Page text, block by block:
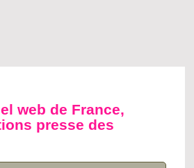
web de France,
presse des